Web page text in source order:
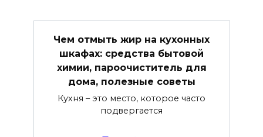
Чем отмыть жир на кухонных
шкафах: средства бытовой
химии, пароочиститель для
дома, полезные советы
Кухня – это место, которое часто
подвергается